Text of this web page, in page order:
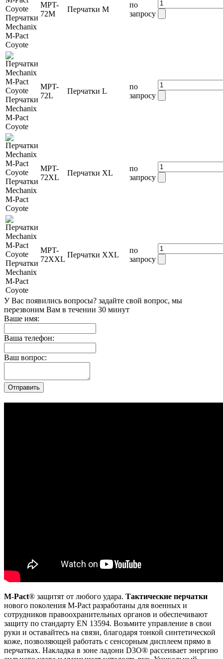
Перчатки
Mechanix
M-Pact
Coyote
MPT-
72M
Перчатки M
по
запросу
Перчатки
Mechanix
M-Pact
Coyote
MPT-
72L
Перчатки L
по
запросу
Перчатки
Mechanix
M-Pact
Coyote
MPT-
72XL
Перчатки XL
по
запросу
Перчатки
Mechanix
M-Pact
Coyote
MPT-
72XXL
Перчатки XXL
по
запросу
У Вас появились вопросы? задайте свой вопрос, мы
перезвоним Вам в течении 30 минут
Ваше имя:
Ваша телефон:
Ваш вопрос:
M-Pact® защитят от любого удара. Тактические перчатки
нового поколения M-Pact разработаны для военных и
сотрудников правоохранительных органов и обеспечивают
защиту по стандарту EN 13594. Возьмите управление в свои
руки и оставайтесь на связи, благодаря тонкой синтетической
коже, позволяющей работать с сенсорным дисплеем прямо в
перчатках. Накладка в зоне ладони D3O® рассеивает энергию